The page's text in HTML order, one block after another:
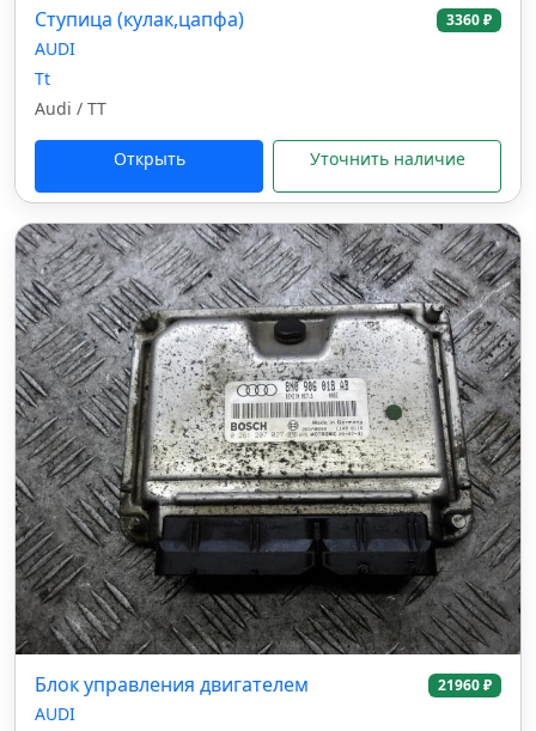
Ступица (кулак,цапфа) 3360 ₽
AUDI
Tt
Audi / TT
Открыть Уточнить наличие
Блок управления двигателем 21960 ₽
AUDI